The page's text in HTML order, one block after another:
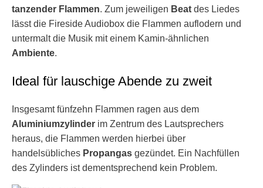
tanzender Flammen. Zum jeweiligen Beat des Liedes
lässt die Fireside Audiobox die Flammen auflodern und
untermalt die Musik mit einem Kamin-ähnlichen
Ambiente.
Ideal für lauschige Abende zu zweit
Insgesamt fünfzehn Flammen ragen aus dem
Aluminiumzylinder im Zentrum des Lautsprechers
heraus, die Flammen werden hierbei über
handelsübliches Propangas gezündet. Ein Nachfüllen
des Zylinders ist dementsprechend kein Problem.